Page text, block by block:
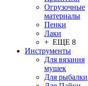
Огрузочные
материалы
Пенки
Лаки
+ ЕЩЕ 8
Инструменты
Для вязания
мушек
Для рыбалки